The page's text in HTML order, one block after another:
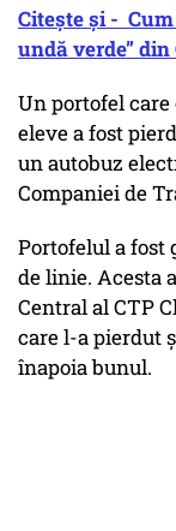
Citește și -
undă verde” din
Un portofel
eleve a fost
un autobuz
Companiei de
Portofelul a fost
de linie. Acesta
Central al CTP
care l-a pierdut
înapoia bunul.